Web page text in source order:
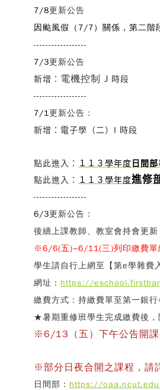
7/8更新公告
因颱風假（7/7）關係，第二階
------------------
7/3更新公告
新增： 電機控制 J 時段
------------------
7/1更新公告：
新增：電子學（二）I 時段
點此進入： １１３學年度 日間部
點此進入：
１１３學年度進修
------------------
6/3更新公告：
後續上課教師、教室會持會更新
※6/6(五)~6/11(三)列印繳費單
學生請自行上網至【第e學雜
網址： https://
繳費方式：持繳費單至第一銀
★暑期重修班學生完成繳費後，
※6/13（五）下午公告開課
※部分日夜合開之課程，請
日間部： https://